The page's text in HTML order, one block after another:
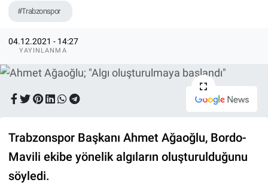
#Trabzonspor
04.12.2021 - 14:27
YAYINLANMA
Trabzonspor Başkanı Ahmet Ağaoğlu, Bordo-
Mavili ekibe yönelik algıların oluşturulduğunu
söyledi.
Ekonomi
Asayiş
Sağlık
Magazin
Kültür Sanat